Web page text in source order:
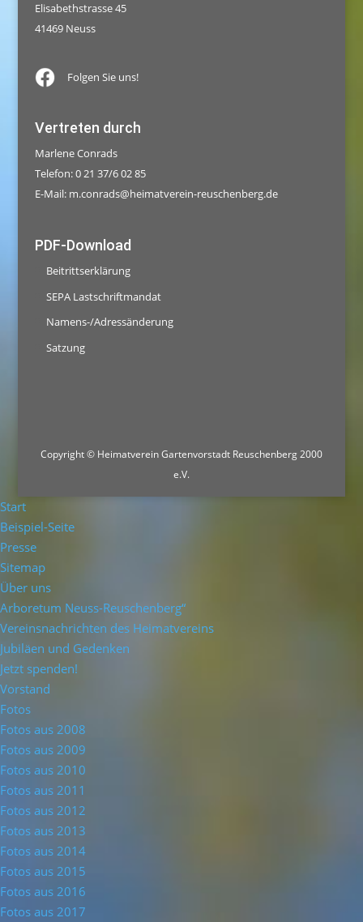
Elisabethstrasse 45
41469 Neuss
Folgen Sie uns!
Vertreten durch
Marlene Conrads
Telefon: 0 21 37/6 02 85
E-Mail: m.conrads@heimatverein-reuschenberg.de
PDF-Download
Beitrittserklärung
SEPA Lastschriftmandat
Namens-/Adressänderung
Satzung
Copyright © Heimatverein Gartenvorstadt Reuschenberg 2000
e.V.
Start
Beispiel-Seite
Presse
Sitemap
Über uns
Arboretum Neuss-Reuschenberg“
Vereinsnachrichten des Heimatvereins
Jubiläen und Gedenken
Jetzt spenden!
Vorstand
Fotos
Fotos aus 2008
Fotos aus 2009
Fotos aus 2010
Fotos aus 2011
Fotos aus 2012
Fotos aus 2013
Fotos aus 2014
Fotos aus 2015
Fotos aus 2016
Fotos aus 2017